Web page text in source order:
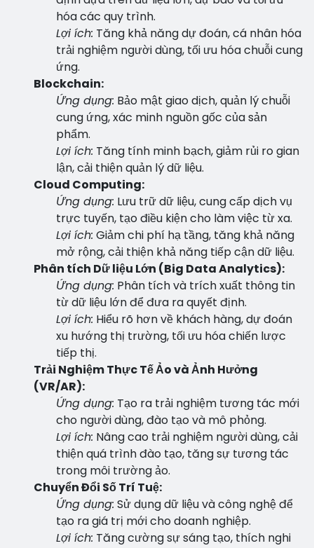
hóa các quy trình.
Lợi ích: Tăng khả năng dự đoán, cá nhân hóa
trải nghiệm người dùng, tối ưu hóa chuỗi cung
ứng.
Blockchain:
Ứng dụng: Bảo mật giao dịch, quản lý chuỗi
cung ứng, xác minh nguồn gốc của sản
phẩm.
Lợi ích: Tăng tính minh bạch, giảm rủi ro gian
lận, cải thiện quản lý dữ liệu.
Cloud Computing:
Ứng dụng: Lưu trữ dữ liệu, cung cấp dịch vụ
trực tuyến, tạo điều kiện cho làm việc từ xa.
Lợi ích: Giảm chi phí hạ tầng, tăng khả năng
mở rộng, cải thiện khả năng tiếp cận dữ liệu.
Phân tích Dữ liệu Lớn (Big Data Analytics):
Ứng dụng: Phân tích và trích xuất thông tin
từ dữ liệu lớn để đưa ra quyết định.
Lợi ích: Hiểu rõ hơn về khách hàng, dự đoán
xu hướng thị trường, tối ưu hóa chiến lược
tiếp thị.
Trải Nghiệm Thực Tế Ảo và Ảnh Hưởng
(VR/AR):
Ứng dụng: Tạo ra trải nghiệm tương tác mới
cho người dùng, đào tạo và mô phỏng.
Lợi ích: Nâng cao trải nghiệm người dùng, cải
thiện quá trình đào tạo, tăng sự tương tác
trong môi trường ảo.
Chuyển Đổi Số Trí Tuệ:
Ứng dụng: Sử dụng dữ liệu và công nghệ để
tạo ra giá trị mới cho doanh nghiệp.
Lợi ích: Tăng cường sự sáng tạo, thích nghi